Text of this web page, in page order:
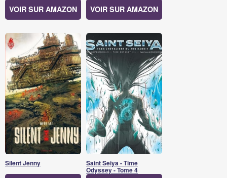
VOIR SUR AMAZON VOIR SUR AMAZON
Silent Jenny Saint Seiya - Time
Odyssey - Tome 4